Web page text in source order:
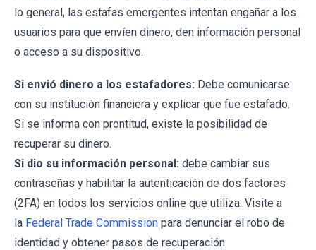
lo general, las estafas emergentes intentan engañar a los
usuarios para que envíen dinero, den información personal
o acceso a su dispositivo.
Si envió dinero a los estafadores: Debe comunicarse
con su institución financiera y explicar que fue estafado.
Si se informa con prontitud, existe la posibilidad de
recuperar su dinero.
Si dio su información personal: debe cambiar sus
contraseñas y habilitar la autenticación de dos factores
(2FA) en todos los servicios online que utiliza. Visite a
la Federal Trade Commission para denunciar el robo de
identidad y obtener pasos de recuperación